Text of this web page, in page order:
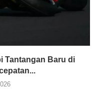
Tantangan Baru di